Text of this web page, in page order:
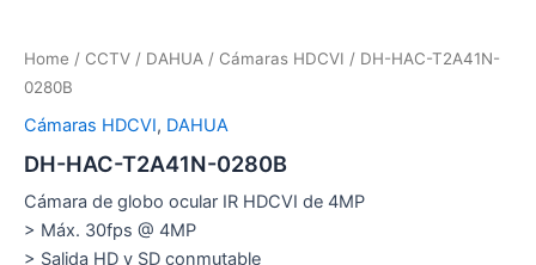
Home / CCTV / DAHUA / Cámaras HDCVI / DH-HAC-T2A41N-
0280B
Cámaras HDCVI, DAHUA
DH-HAC-T2A41N-0280B
Cámara de globo ocular IR HDCVI de 4MP
> Máx. 30fps @ 4MP
> Salida HD y SD conmutable